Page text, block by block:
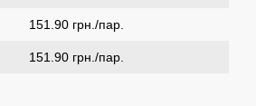
151.90 грн./пар.
151.90 грн./пар.